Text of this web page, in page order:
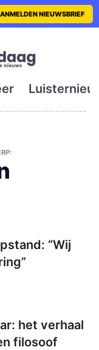
eerste
NIEUWSBRIEF
“Wij
het verhaal
filosoof